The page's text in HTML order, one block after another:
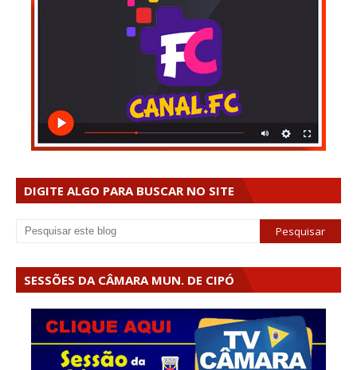
DIGITE ALGO PARA BUSCAR NO SITE
SESSÕES DA CÂMARA MUN. DE CIPÓ